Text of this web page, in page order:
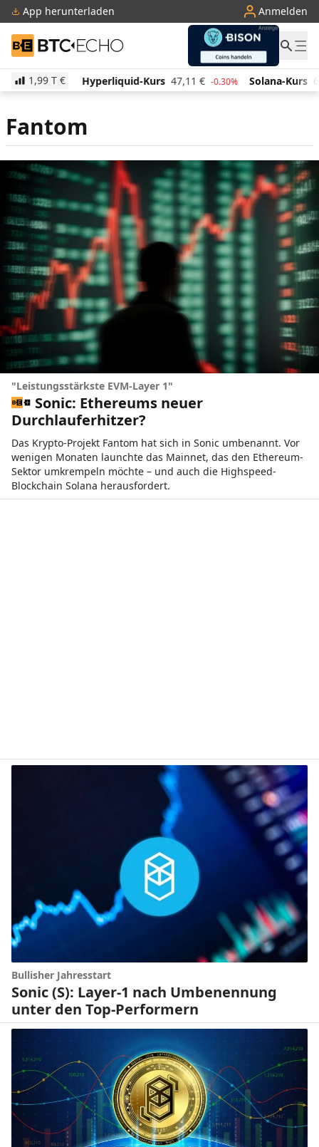
App herunterladen Anmelden
BTC-ECHO
1,99 T €
€ 1.80% Hyperliquid-Kurs 47,11 € -0.30% Solana-Kurs
Fantom
"Leistungsstärkste EVM-Layer 1"
Sonic: Ethereums neuer
Durchlauferhitzer?
Das Krypto-Projekt Fantom hat sich in Sonic umbenannt. Vor
wenigen Monaten launchte das Mainnet, das den Ethereum-
Sektor umkrempeln möchte – und auch die Highspeed-
Blockchain Solana herausfordert.
Bullisher Jahresstart
Sonic (S): Layer-1 nach Umbenennung
unter den Top-Performern